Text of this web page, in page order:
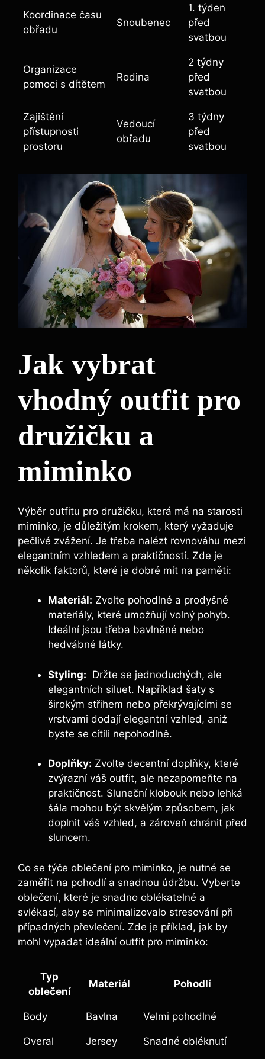
Koordinace času
obřadu
Snoubenec
1. týden
⁤před
svatbou
Organizace
pomoci s ⁤dítětem
Rodina
2 týdny
před
svatbou
Zajištění
přístupnosti
prostoru
Vedoucí
obřadu
3⁣ týdny
⁤před
svatbou
Jak vybrat
‌vhodný outfit⁣ pro
družičku ‍a
⁢miminko
Výběr outfitu pro družičku, která ‍má na starosti
miminko, je důležitým krokem, který⁢ vyžaduje‍
pečlivé ⁣zvážení. ‍Je ⁢třeba ​nalézt rovnováhu mezi
elegantním‌ vzhledem a praktičností. Zde je
několik faktorů, které je dobré‌ mít ‍na paměti:
Materiál: Zvolte pohodlné a prodyšné
materiály, ​které umožňují volný⁢ pohyb.
Ideální jsou ⁣třeba bavlněné nebo​
hedvábné látky.
Styling: ‌ Držte se‌ jednoduchých, ​ale
‍elegantních ⁣siluet. ‌Například‌ šaty s
širokým střihem nebo překrývajícími‍ se
vrstvami dodají elegantní vzhled, aniž
⁢byste‍ se cítili​ nepohodlně.
Doplňky: Zvolte decentní⁤ doplňky, které
zvýrazní váš ⁤outfit, ale nezapomeňte na
praktičnost. Sluneční klobouk nebo lehká
šála mohou být​ skvělým způsobem, jak
doplnit váš vzhled, a ⁢zároveň chránit před
sluncem.
Co se týče oblečení pro miminko, je ⁢nutné ⁣se
zaměřit ⁣na pohodlí a snadnou údržbu. Vyberte
oblečení, které je snadno oblékatelné ​a
svlékací, aby se minimalizovalo stresování při
případných převlečení. Zde je příklad, jak by
mohl vypadat ideální outfit pro miminko:
Typ
oblečení
Materiál Pohodlí
Body Bavlna Velmi⁤ pohodlné
Overal Jersey Snadné obléknutí